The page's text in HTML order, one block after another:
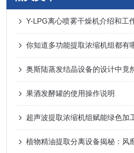
Y-LPG离心喷雾干燥机介绍和工
你知道多功能提取浓缩机组都有
奥斯陆蒸发结晶设备的设计中竟
果酒发酵罐的使用操作说明
超声波提取浓缩机组赋能绿色加